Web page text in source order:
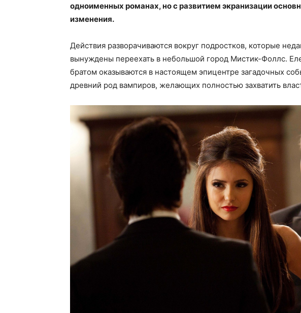
одноименных романах, но с развитием экранизации
изменения.
Действия разворачиваются вокруг подростков, которые
вынуждены переехать в небольшой город Мистик-Фоллс.
братом оказываются в настоящем эпицентре загадочных
древний род вампиров, желающих полностью захватить